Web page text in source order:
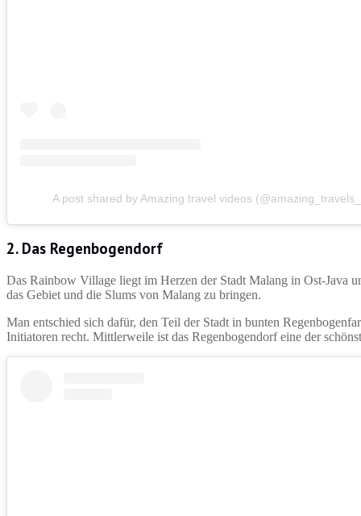
A post shared by Amazing travel videos
2. Das Regenbogendorf
Das Rainbow Village liegt im Herzen der Stadt Malang in Ost-Java
das Gebiet und die Slums von Malang zu bringen.
Man entschied sich dafür, den Teil der Stadt in bunten
Initiatoren recht. Mittlerweile ist das Regenbogendorf eine der